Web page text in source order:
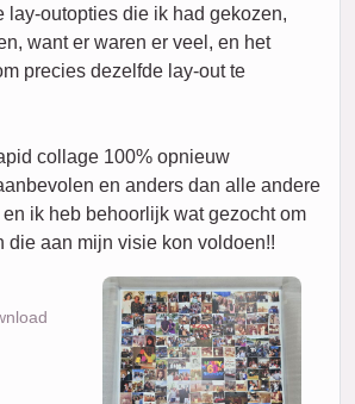
lay-outopties die ik had gekozen,
want er waren er veel, en het
precies dezelfde lay-out te
collage 100% opnieuw
en anders dan alle andere
ik heb behoorlijk wat gezocht om
die aan mijn visie kon voldoen!!